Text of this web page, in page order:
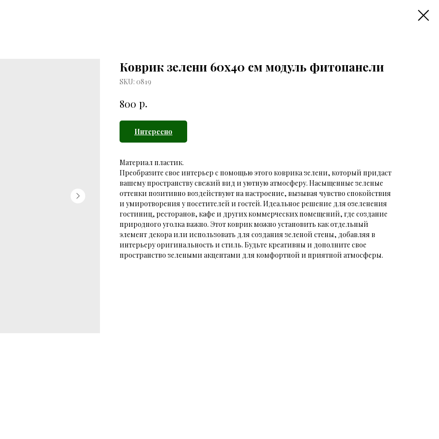
Коврик зелени 60х40 см модуль фитопанели
SKU: 0819
800 р.
Интересно
Материал пластик.
Преобразите свое интерьер с помощью этого коврика зелени, который придаст
вашему пространству свежий вид и уютную атмосферу. Насыщенные зеленые
оттенки позитивно воздействуют на настроение, вызывая чувство спокойствия
и умиротворения у посетителей и гостей. Идеальное решение для озеленения
гостиниц, ресторанов, кафе и других коммерческих помещений, где создание
природного уголка важно. Этот коврик можно установить как отдельный
элемент декора или использовать для создания зеленой стены, добавляя в
интерьеру оригинальность и стиль. Будьте креативны и дополните свое
пространство зелеными акцентами для комфортной и приятной атмосферы.